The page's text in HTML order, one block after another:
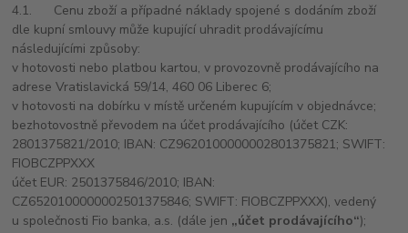
4.1. Cenu zboží a případné náklady spojené s dodáním zboží
dle kupní smlouvy může kupující uhradit prodávajícímu
následujícími způsoby:
v hotovosti nebo platbou kartou, v provozovně prodávajícího na
adreseVratislavická 59/14, 460 06 Liberec 6;
v hotovosti na dobírku v místě určeném kupujícím v objednávce;
bezhotovostně převodem na účet prodávajícího (účet CZK:
2801375821/2010; IBAN: CZ9620100000002801375821; SWIFT:
FIOBCZPPXXX
účet EUR: 2501375846/2010; IBAN:
CZ6520100000002501375846; SWIFT: FIOBCZPPXXX), vedený
u společnosti Fio banka, a.s. (dále jen „účet prodávajícího“);